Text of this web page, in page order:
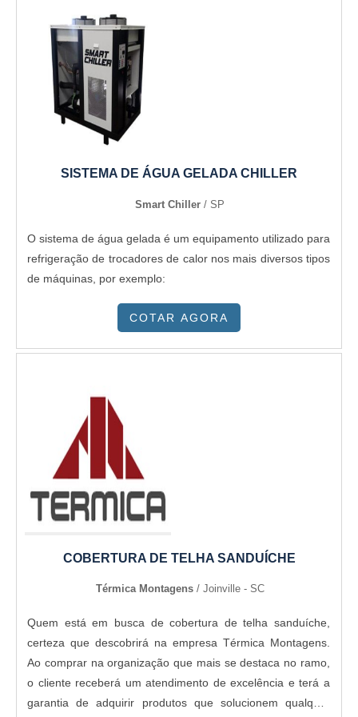
possuir escritório de alta qualidade onde são realizadas as
atividades e equipamentos de última geração. Todos esses
fatores, agregados a uma equipe multidisciplinar de
consultores associados e profissionais qualificados,
garantem a melhor experiência para os clientes....
SISTEMA DE ÁGUA GELADA CHILLER
Smart Chiller / SP
O sistema de água gelada é um equipamento utilizado para
refrigeração de trocadores de calor nos mais diversos tipos
de máquinas, por exemplo:
COTAR AGORA
COBERTURA DE TELHA SANDUÍCHE
Térmica Montagens/ Joinville - SC
Quem está em busca de cobertura de telha sanduíche,
certeza que descobrirá na empresa Térmica Montagens.
Ao comprar na organização que mais se destaca no ramo,
o cliente receberá um atendimento de excelência e terá a
garantia de adquirir produtos que solucionem qualquer